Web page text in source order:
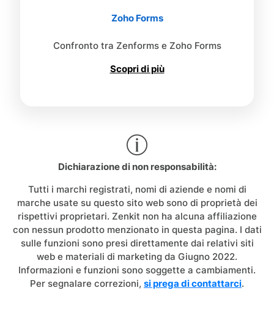
Zoho Forms
Confronto tra Zenforms e Zoho Forms
Scopri di più
Dichiarazione di non responsabilità:
Tutti i marchi registrati, nomi di aziende e nomi di
marche usate su questo sito web sono di proprietà dei
rispettivi proprietari. Zenkit non ha alcuna affiliazione
con nessun prodotto menzionato in questa pagina. I dati
sulle funzioni sono presi direttamente dai relativi siti
web e materiali di marketing da Giugno 2022.
Informazioni e funzioni sono soggette a cambiamenti.
Per segnalare correzioni, si prega di contattarci.